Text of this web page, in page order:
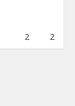
2
2